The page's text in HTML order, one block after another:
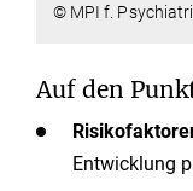
© MPI f.
Auf den
Entwicklung